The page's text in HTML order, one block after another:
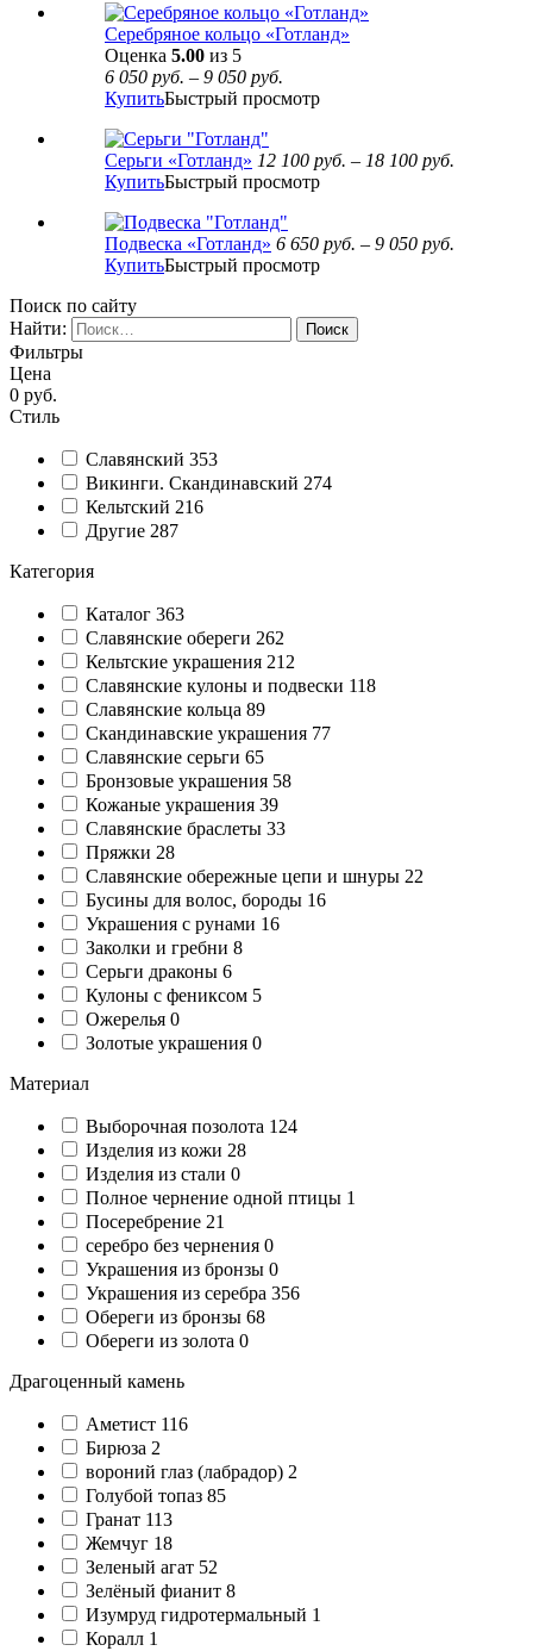
Серебряное кольцо «Готланд»
Оценка 5.00 из 5
6 050 руб. – 9 050 руб.
КупитьБыстрый просмотр
Серьги «Готланд» 12 100 руб. – 18 100 руб.
КупитьБыстрый просмотр
Подвеска «Готланд» 6 650 руб. – 9 050 руб.
КупитьБыстрый просмотр
Поиск по сайту
Найти:
Фильтры
Цена
0 руб.
Стиль
Славянский 353
Викинги. Скандинавский 274
Кельтский 216
Другие 287
Категория
Каталог 363
Славянские обереги 262
Кельтские украшения 212
Славянские кулоны и подвески 118
Славянские кольца 89
Cкандинавские украшения 77
Славянские серьги 65
Бронзовые украшения 58
Кожаные украшения 39
Славянские браслеты 33
Пряжки 28
Славянские обережные цепи и шнуры 22
Бусины для волос, бороды 16
Украшения с рунами 16
Заколки и гребни 8
Серьги драконы 6
Кулоны с фениксом 5
Ожерелья 0
Золотые украшения 0
Материал
Выборочная позолота 124
Изделия из кожи 28
Изделия из стали 0
Полное чернение одной птицы 1
Посеребрение 21
серебро без чернения 0
Украшения из бронзы 0
Украшения из серебра 356
Обереги из бронзы 68
Обереги из золота 0
Драгоценный камень
Аметист 116
Бирюза 2
вороний глаз (лабрадор) 2
Голубой топаз 85
Гранат 113
Жемчуг 18
Зеленый агат 52
Зелёный фианит 8
Изумруд гидротермальный 1
Коралл 1